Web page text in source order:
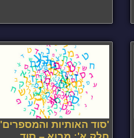
'סוד האותיות והמספרים'